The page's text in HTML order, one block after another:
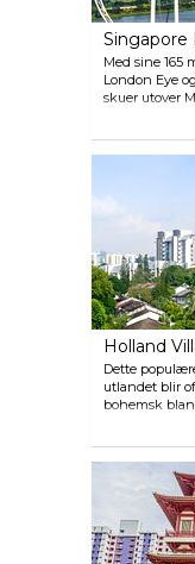
Singapore
Med sine 165
London Eye
skuer utover
Holland
Dette
utlandet blir
bohemsk
antikviteter,
håndtverk,